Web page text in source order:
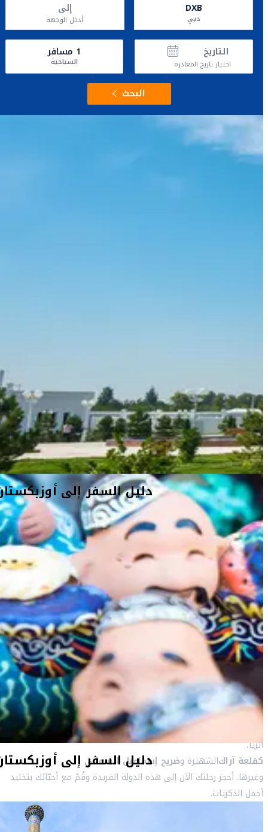
DXB
دبي
إلى
أدخل الوجهة
التاريخ
اختيار تاريخ المغادرة
1 مسافر
السياحية
البحث
دليل السفر إلى أوزبكستان
لطالما كانت أوزبكستان إحدى أبرز البوّابات إلى القارّة الآسيويّة بنموّها
المعاصر وهندستها المعماريّة الكلاسيكيّة. تمنحك هذه الدولة الضاربة
جذورها في التاريخ والتي استكشفتها أفواجٌ من المستكشفين وعلماء
الجغرافيا والمحتلّين والغزاة، تجارب غنيّة وذكريات لا تنسى. وتروي مواقع
بخارىوشاخريسابزوسمرقند
المدرجة على لائحة اليونسكو لمواقع التراث العالمي حكاياتٍ مجيدة عن
حقبات مرّت فصقلت ببهائها حاضر البلاد ومستقبلها. كذلك، تحوي
العاصمة
طشقند
على مساجد ومآذن ومدارس إسلاميّة ومنتزهات ونوافير ومتاحف خلّابة.
قُمْ بزيارة
مدينة بخارى
المفعمة بشواهد عن الشهامة والإيمان والواقعة على طريق الحرير التي
شكَلت عبر التاريخ نقطةً لالتقاء القارّات. هنا بإمكانك أن تجد 140 معلماً
أثريّاً،
كقلعة آراكالشهيرة وضريح إسماعيل السماني
وغيرها. أحجز رحلتك الآن إلى هذه الدولة الفريدة وقُمْ مع أحبّائك بتخليد
أجمل الذكريات.